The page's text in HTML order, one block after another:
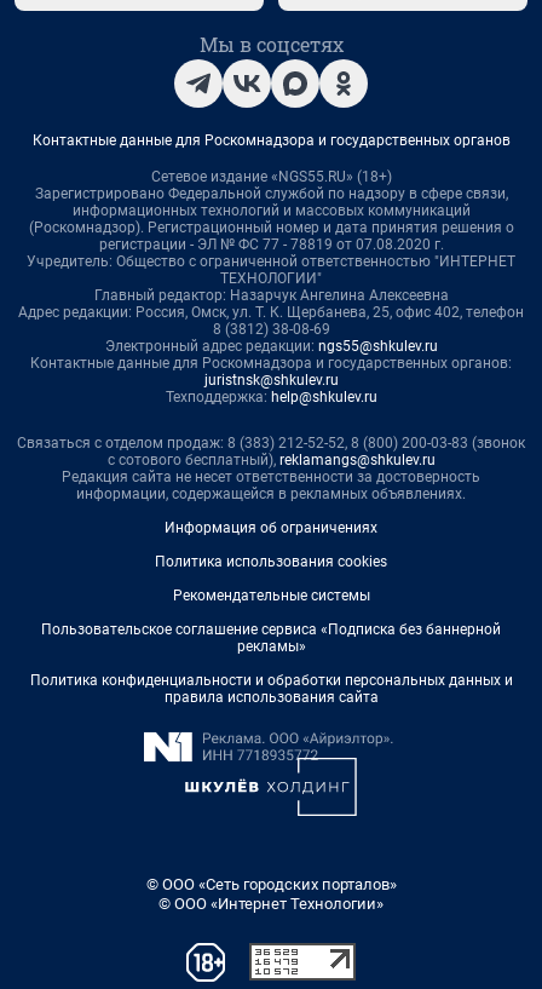
Мы в соцсетях
Контактные данные для Роскомнадзора и государственных органов
Сетевое издание «NGS55.RU» (18+)
Зарегистрировано Федеральной службой по надзору в сфере связи,
информационных технологий и массовых коммуникаций
(Роскомнадзор). Регистрационный номер и дата принятия решения о
регистрации - ЭЛ № ФС 77 - 78819 от 07.08.2020 г.
Учредитель: Общество с ограниченной ответственностью "ИНТЕРНЕТ
ТЕХНОЛОГИИ"
Главный редактор: Назарчук Ангелина Алексеевна
Адрес редакции: Россия, Омск, ул. Т. К. Щербанева, 25, офис 402, телефон
8 (3812) 38-08-69
Электронный адрес редакции: ngs55@shkulev.ru
Контактные данные для Роскомнадзора и государственных органов:
juristnsk@shkulev.ru
Техподдержка: help@shkulev.ru
Связаться с отделом продаж: 8 (383) 212-52-52, 8 (800) 200-03-83 (звонок
с сотового бесплатный), reklamangs@shkulev.ru
Редакция сайта не несет ответственности за достоверность
информации, содержащейся в рекламных объявлениях.
Информация об ограничениях
Политика использования cookies
Рекомендательные системы
Пользовательское соглашение сервиса «Подписка без баннерной
рекламы»
Политика конфиденциальности и обработки персональных данных и
правила использования сайта
© ООО «Сеть городских порталов»
© ООО «Интернет Технологии»